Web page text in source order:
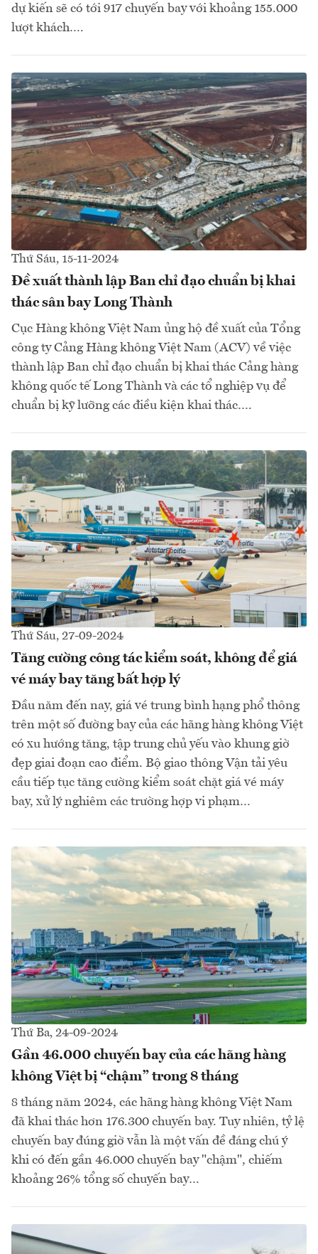
dự kiến sẽ có tới 917 chuyến bay với khoảng 155.000
lượt khách….
Thứ Sáu, 15-11-2024
Đề xuất thành lập Ban chỉ đạo chuẩn bị khai
thác sân bay Long Thành
Cục Hàng không Việt Nam ủng hộ đề xuất của Tổng
công ty Cảng Hàng không Việt Nam (ACV) về việc
thành lập Ban chỉ đạo chuẩn bị khai thác Cảng hàng
không quốc tế Long Thành và các tổ nghiệp vụ để
chuẩn bị kỹ lưỡng các điều kiện khai thác….
Thứ Sáu, 27-09-2024
Tăng cường công tác kiểm soát, không để giá
vé máy bay tăng bất hợp lý
Đầu năm đến nay, giá vé trung bình hạng phổ thông
trên một số đường bay của các hãng hàng không Việt
có xu hướng tăng, tập trung chủ yếu vào khung giờ
đẹp giai đoạn cao điểm. Bộ giao thông Vận tải yêu
cầu tiếp tục tăng cường kiểm soát chặt giá vé máy
bay, xử lý nghiêm các trường hợp vi phạm…
Thứ Ba, 24-09-2024
Gần 46.000 chuyến bay của các hãng hàng
không Việt bị “chậm” trong 8 tháng
8 tháng năm 2024, các hãng hàng không Việt Nam
đã khai thác hơn 176.300 chuyến bay. Tuy nhiên, tỷ lệ
chuyến bay đúng giờ vẫn là một vấn đề đáng chú ý
khi có đến gần 46.000 chuyến bay "chậm", chiếm
khoảng 26% tổng số chuyến bay…